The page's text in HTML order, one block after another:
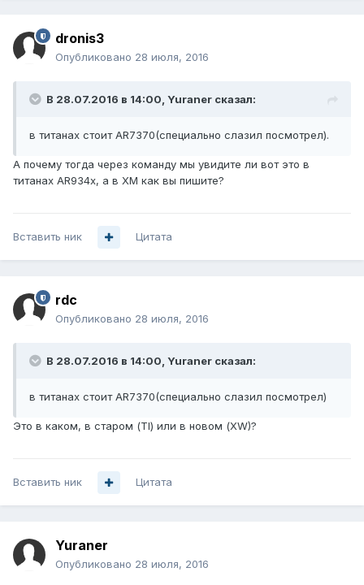
dronis3
Опубликовано 28 июля, 2016
В 28.07.2016 в 14:00, Yuraner сказал:
в титанах стоит AR7370(специально слазил посмотрел).
А почему тогда через команду мы увидите ли вот это в
титанах AR934x, а в ХМ как вы пишите?
Вставить ник Цитата
rdc
Опубликовано 28 июля, 2016
В 28.07.2016 в 14:00, Yuraner сказал:
в титанах стоит AR7370(специально слазил посмотрел)
Это в каком, в старом (TI) или в новом (XW)?
Вставить ник Цитата
Yuraner
Опубликовано 28 июля, 2016